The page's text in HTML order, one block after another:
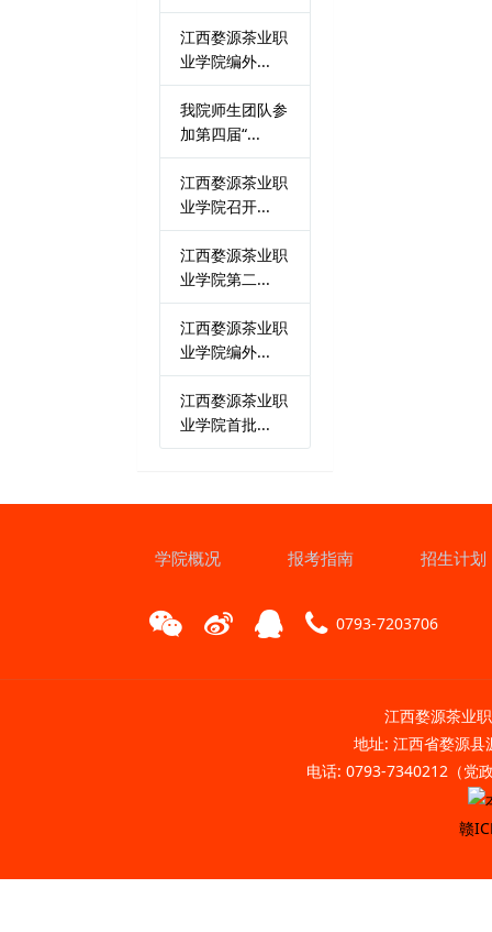
江西婺源茶业职
业学院编外...
我院师生团队参
加第四届“...
江西婺源茶业职
业学院召开...
江西婺源茶业职
业学院第二...
江西婺源茶业职
业学院编外...
江西婺源茶业职
业学院首批...
学院概况 报考指南 招生计划
0793-7203706
江西婺源茶业
地址: 江西省婺源
电话: 0793-7340212（党
赣